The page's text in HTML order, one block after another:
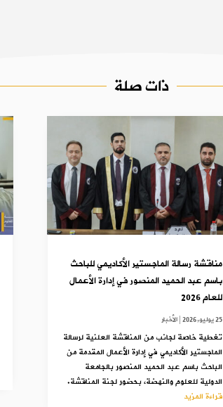
ذات صلة
مناقشة رسالة الماجستير الأكاديمي للباحث
باسم عبد الحميد المنصور في إدارة الأعمال
للعام 2026
25 يوليو,2026 |الأخبار
تغطية خاصة لجانب من المناقشة العلنية لرسالة
الماجستير الأكاديمي في إدارة الأعمال المقدمة من
الباحث باسم عبد الحميد المنصور بالجامعة
الدولية للعلوم والنهضة، بحضور لجنة المناقشة.
قراءة المزيد